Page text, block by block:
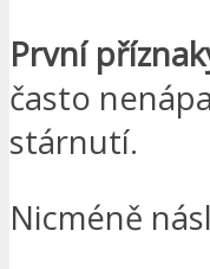
První
často
stárnutí.
Nicméně